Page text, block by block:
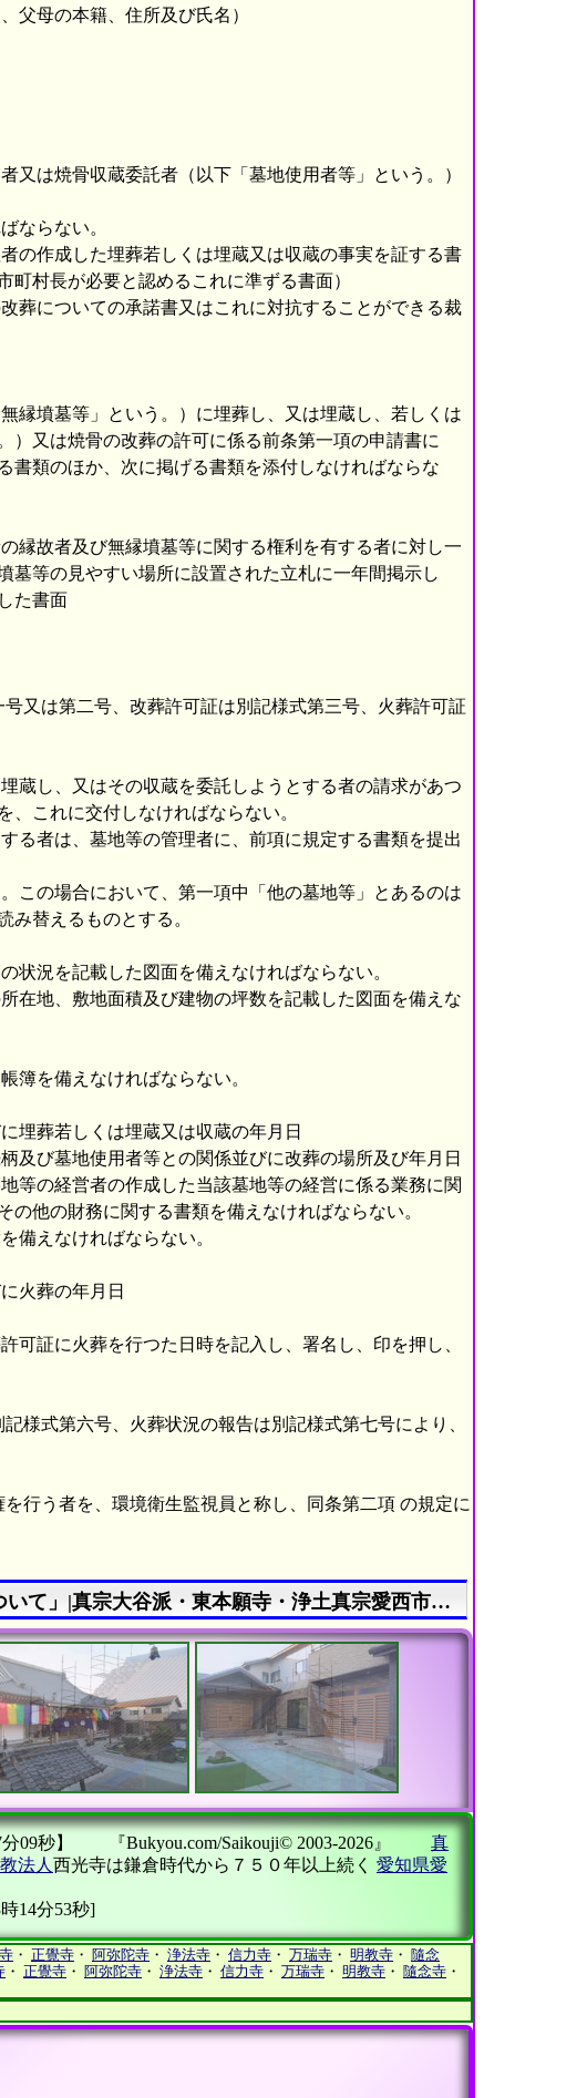
母の本籍、住所及び氏名）
は焼骨収蔵委託者（以下「墓地使用者等」という。）
ならない。
作成した埋葬若しくは埋蔵又は収蔵の事実を証する書
村長が必要と認めるこれに準ずる書面）
についての承諾書又はこれに対抗することができる裁
墳墓等」という。）に埋葬し、又は埋蔵し、若しくは
）又は焼骨の改葬の許可に係る前条第一項の申請書に
書類のほか、次に掲げる書類を添付しなければならな
故者及び無縁墳墓等に関する権利を有する者に対し一
等の見やすい場所に設置された立札に一年間掲示し
た書面
又は第二号、改葬許可証は別記様式第三号、火葬許可証
し、又はその収蔵を委託しようとする者の請求があつ
これに交付しなければならない。
者は、墓地等の管理者に、前項に規定する書類を提出
の場合において、第一項中「他の墓地等」とあるのは
み替えるものとする。
況を記載した図面を備えなければならない。
地、敷地面積及び建物の坪数を記載した図面を備えな
を備えなければならない。
埋葬若しくは埋蔵又は収蔵の年月日
び墓地使用者等との関係並びに改葬の場所及び年月日
の経営者の作成した当該墓地等の経営に係る業務に関
他の財務に関する書類を備えなければならない。
備えなければならない。
火葬の年月日
証に火葬を行つた日時を記入し、署名し、印を押し、
式第六号、火葬状況の報告は別記様式第七号により、
う者を、環境衛生監視員と称し、同条第二項 の規定に
【「墓地、埋葬等に関する法律施行規則について」|真宗大谷派・東本願寺・浄土真宗愛西市の寺院西光寺】の説明終了
27分09秒】 『Bukyou.com/Saikouji© 2003-2026』 真
法人 西光寺は鎌倉時代から７５０年以上続く 愛知県愛
時14分53秒]
・ 正覺寺 ・ 阿弥陀寺 ・ 浄法寺 ・ 信力寺 ・ 万瑞寺 ・ 明教寺 ・ 隨念
・ 正覺寺 ・ 阿弥陀寺 ・ 浄法寺 ・ 信力寺 ・ 万瑞寺 ・ 明教寺 ・ 隨念寺 ・